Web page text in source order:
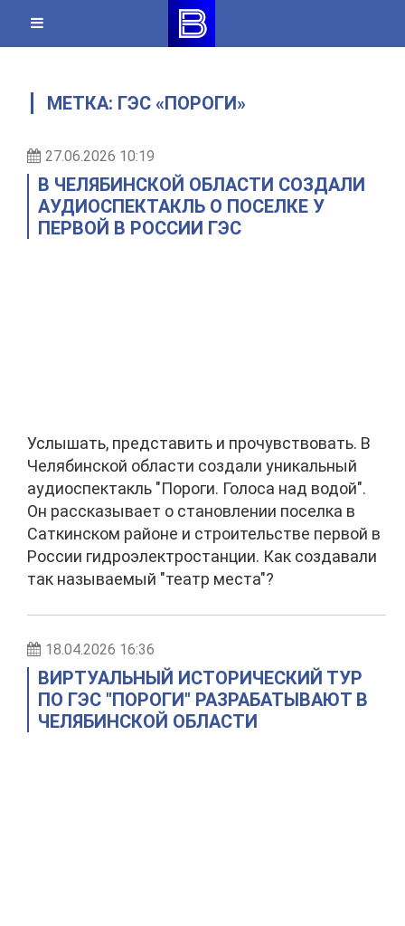
content
МЕТКА: ГЭС «ПОРОГИ»
27.06.2026 10:19
В ЧЕЛЯБИНСКОЙ ОБЛАСТИ СОЗДАЛИ
АУДИОСПЕКТАКЛЬ О ПОСЕЛКЕ У
ПЕРВОЙ В РОССИИ ГЭС
Услышать, представить и прочувствовать. В
Челябинской области создали уникальный
аудиоспектакль "Пороги. Голоса над водой".
Он рассказывает о становлении поселка в
Саткинском районе и строительстве первой в
России гидроэлектростанции. Как создавали
так называемый "театр места"?
18.04.2026 16:36
ВИРТУАЛЬНЫЙ ИСТОРИЧЕСКИЙ ТУР
ПО ГЭС "ПОРОГИ" РАЗРАБАТЫВАЮТ В
ЧЕЛЯБИНСКОЙ ОБЛАСТИ